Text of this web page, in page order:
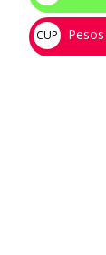
$
CUP
💰
Pesos